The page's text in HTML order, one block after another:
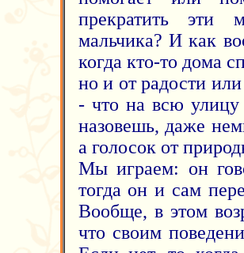
прекратить эти
мальчика? И как
когда кто-то дома
но и от радости
- что на всю
назовешь, даже
а голосок от
Мы играем: он
тогда он и сам
Вообще, в этом
что своим